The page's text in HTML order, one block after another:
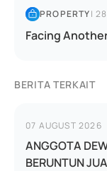
PROPERTY|
Facing
BERITA TERKAIT
07 AUGUST 2026
ANGGOTA
BERUNTUN